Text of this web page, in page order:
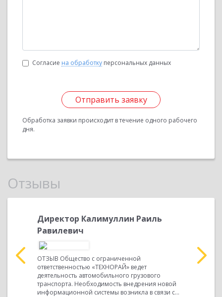
Согласие на обработку персональных данных
Отправить заявку
Обработка заявки происходит в течение одного рабочего
дня.
Отзывы
Директор Калимуллин Раиль
Равилевич
ОТЗЫВ Общество с ограниченной
ответственностью «ТЕХНОРАЙ» ведет
деятельность автомобильного грузового
транспорта. Необходимость внедрения новой
информационной системы возникла в связи с...